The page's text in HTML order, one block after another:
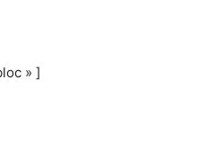
» ]